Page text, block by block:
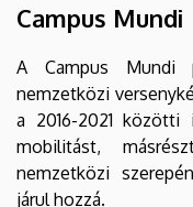
Campus Mundi
A Campus Mundi
nemzetközi
a 2016-2021 közötti
mobilitást,
nemzetközi
járul hozzá.